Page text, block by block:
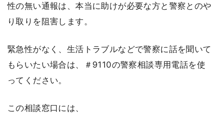
性の無い通報は、本当に助けが必要な方と警察とのや
り取りを阻害します。
緊急性がなく、生活トラブルなどで警察に話を聞いて
もらいたい場合は、＃9110の警察相談専用電話を使
ってください。
この相談窓口には、